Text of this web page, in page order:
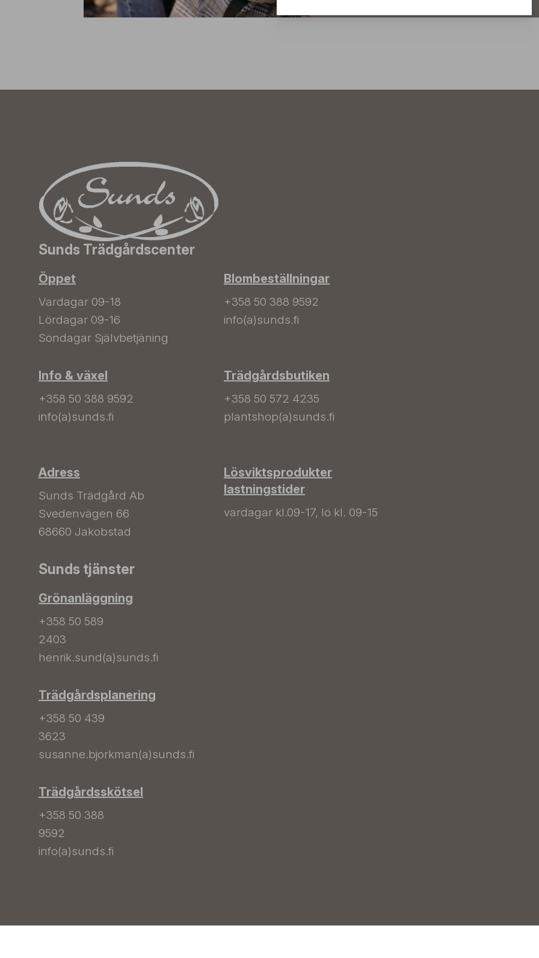
Sunds Trädgårdscenter
Öppet
Vardagar 09-18
Lördagar 09-16
Söndagar Självbetjäning
Info & växel
+358 50 388 9592
info(a)sunds.fi
Adress
Sunds Trädgård Ab
Svedenvägen 66
68660 Jakobstad
Blombeställningar
+358 50 388 9592
info(a)sunds.fi
Trädgårdsbutiken
+358 50 572 4235
plantshop(a)sunds.fi
Lösviktsprodukter
lastningstider
vardagar kl.09-17, lö kl. 09-15
Sunds tjänster
Grönanläggning
+358 50 589
2403
henrik.sund(a)sunds.fi
Trädgårdsplanering
+358 50 439
3623
susanne.bjorkman(a)sunds.fi
Trädgårdsskötsel
+358 50 388
9592
info(a)sunds.fi